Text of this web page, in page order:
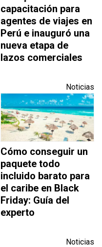
capacitación para
agentes de viajes en
Perú e inauguró una
nueva etapa de
lazos comerciales
Noticias
Cómo conseguir un
paquete todo
incluido barato para
el caribe en Black
Friday: Guía del
experto
Noticias